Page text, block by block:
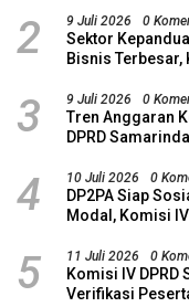
2 9 Juli 2026 0
Sektor
Bisnis Terbesar,
3 9 Juli 2026 0
Tren Anggaran
DPRD
4 10 Juli 2026 0
DP2PA Siap
Modal, Komisi
5 11 Juli 2026 0
Komisi IV DPRD
Verifikasi